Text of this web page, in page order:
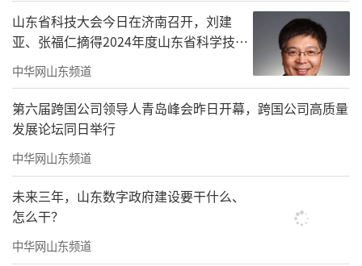
德育心的良好育人效果。
当前，课题已进入后期成果归集与提炼阶
段。课题组将严格按照研究规划，系统整理课
题研究过程资料、优质课例、学生优秀阅读成
果、典型教学案例及阶段性研究总结，全面提
炼可复制、可推广的实践经验与育人成果，确
保研究工作规范有序、成果扎实饱满。
山东省科技大会今日在济南召开，刘建
亚、张福仁摘得2024年度山东省科学技术
奖最高奖！
中华网山东频道
第六届跨国公司领导人青岛峰会昨日开幕，跨国公司高质量
发展论坛同日举行
中华网山东频道
未来三年，山东数字政府建设要干什么、
怎么干？
中华网山东频道